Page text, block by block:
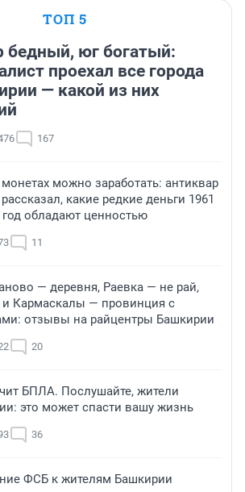
ТОП 5
бедный, юг богатый:
проехал все города
— какой из них
167
монетах можно заработать: антиквар
какие редкие деньги 1961
год обладают ценностью
11
— деревня, Раевка — не рай,
Кармаскалы — провинция с
отзывы на райцентры Башкирии
20
БПЛА. Послушайте, жители
это может спасти вашу жизнь
36
ФСБ к жителям Башкирии